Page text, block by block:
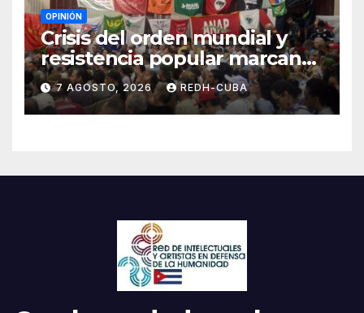
OPINIÓN
Crisis del orden mundial y
resistencia popular marcan
el inicio de la IV Asamblea
Continental de ALBA
Movimientos en Cuba
7 AGOSTO, 2026 REDH-CUBA